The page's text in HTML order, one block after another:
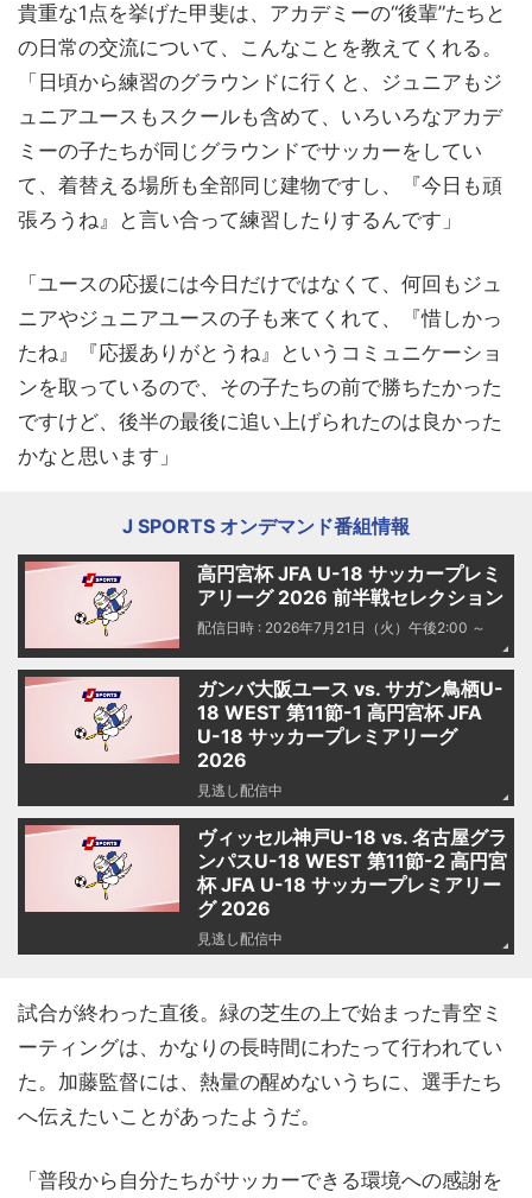
貴重な1点を挙げた甲斐は、アカデミーの“後輩”たちと
の日常の交流について、こんなことを教えてくれる。
「日頃から練習のグラウンドに行くと、ジュニアもジ
ュニアユースもスクールも含めて、いろいろなアカデ
ミーの子たちが同じグラウンドでサッカーをしてい
て、着替える場所も全部同じ建物ですし、『今日も頑
張ろうね』と言い合って練習したりするんです」
「ユースの応援には今日だけではなくて、何回もジュ
ニアやジュニアユースの子も来てくれて、『惜しかっ
たね』『応援ありがとうね』というコミュニケーショ
ンを取っているので、その子たちの前で勝ちたかった
ですけど、後半の最後に追い上げられたのは良かった
かなと思います」
J SPORTS オンデマンド番組情報
高円宮杯 JFA U-18 サッカープレミ
アリーグ 2026 前半戦セレクション
配信日時 : 2026年7月21日（火）午後2:00 ～
ガンバ大阪ユース vs. サガン鳥栖U-
18 WEST 第11節-1 高円宮杯 JFA
U-18 サッカープレミアリーグ
2026
見逃し配信中
ヴィッセル神戸U-18 vs. 名古屋グラ
ンパスU-18 WEST 第11節-2 高円宮
杯 JFA U-18 サッカープレミアリー
グ 2026
見逃し配信中
試合が終わった直後。緑の芝生の上で始まった青空ミ
ーティングは、かなりの長時間にわたって行われてい
た。加藤監督には、熱量の醒めないうちに、選手たち
へ伝えたいことがあったようだ。
「普段から自分たちがサッカーできる環境への感謝を